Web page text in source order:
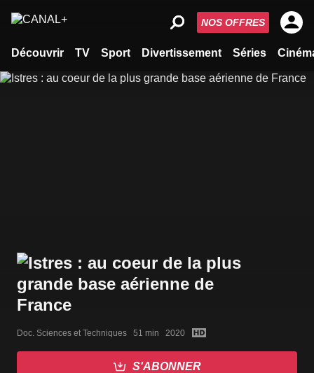
Découvrir TV Sport Divertissement Séries
NOS OFFRES
Doc. Sciences et Techniques   51 min   2020
S'ABONNER